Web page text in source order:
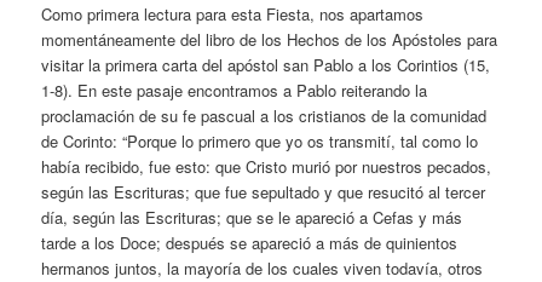
Como primera lectura para esta Fiesta, nos apartamos
momentáneamente del libro de los Hechos de los Apóstoles para
visitar la primera carta del apóstol san Pablo a los Corintios (15,
1-8). En este pasaje encontramos a Pablo reiterando la
proclamación de su fe pascual a los cristianos de la comunidad
de Corinto: “Porque lo primero que yo os transmití, tal como lo
había recibido, fue esto: que Cristo murió por nuestros pecados,
según las Escrituras; que fue sepultado y que resucitó al tercer
día, según las Escrituras; que se le apareció a Cefas y más
tarde a los Doce; después se apareció a más de quinientos
hermanos juntos, la mayoría de los cuales viven todavía, otros